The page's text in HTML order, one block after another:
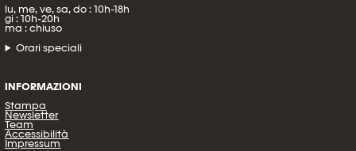
lu, me, ve, sa, do : 10h-18h
gi : 10h-20h
ma : chiuso
Orari speciali
INFORMAZIONI
Stampa
Newsletter
Team
Accessibilità
Impressum